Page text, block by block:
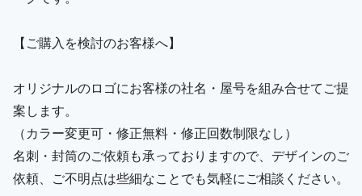
【ご購入を検討のお客様へ】
オリジナルのロゴにお客様の社名・屋号を組み合せてご提
案します。
（カラー変更可・修正無料・修正回数制限なし）
名刺・封筒のご依頼も承っておりますので、デザインのご
依頼、ご不明点は些細なことでも気軽にご相談ください。